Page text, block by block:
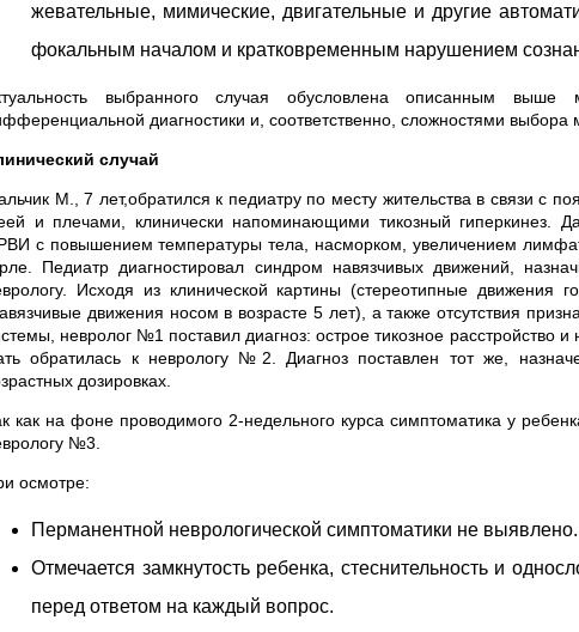
жевательные, мимические, двигательные и другие
фокальным началом и кратковременным нарушением
выбранного случая обусловлена описанным выше
диагностики и, соответственно, сложностями выбора
случай
М., 7 лет,обратился к педиатру по месту жительства в связи с
и плечами, клинически напоминающими тикозный гиперкинез.
с повышением температуры тела, насморком, увеличением
Педиатр диагностировал синдром навязчивых движений,
Исходя из клинической картины (стереотипные
движения носом в возрасте 5 лет), а также отсутствия
невролог №1 поставил диагноз: острое тикозное расстройство
обратилась к неврологу №2. Диагноз поставлен тот же,
дозировках.
как на фоне проводимого 2-недельного курса симптоматика у
№3.
осмотре:
Перманентной неврологической симптоматики не выявлено.
Отмечается замкнутость ребенка, стеснительность и
перед ответом на каждый вопрос.